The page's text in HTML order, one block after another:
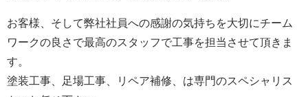
お客様、そして弊社社員への感謝の気持ちを大切にチーム
ワークの良さで最高のスタッフで工事を担当させて頂きま
す。
塗装工事、足場工事、リペア補修、は専門のスペシャリス